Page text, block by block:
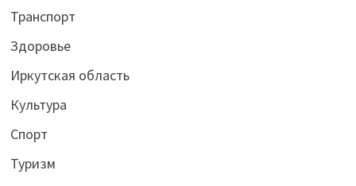
Транспорт
Здоровье
Иркутская область
Культура
Спорт
Туризм